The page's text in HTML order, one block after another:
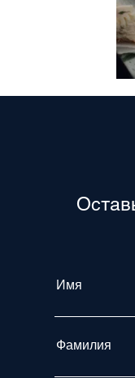
Имя
Фамилия